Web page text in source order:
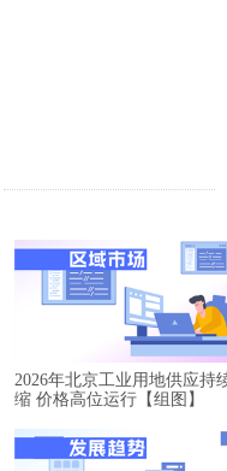
2026年北京工业用地供应持
缩 价格高位运行【组图】